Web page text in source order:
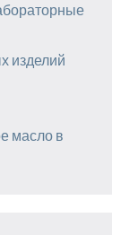
изделий
масло в